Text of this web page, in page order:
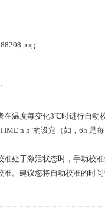
在温度每变化3℃时进行自动校
n h"的设定（如，6h 是每
处于激活状态时，手动校
。建议您将自动校准的时间